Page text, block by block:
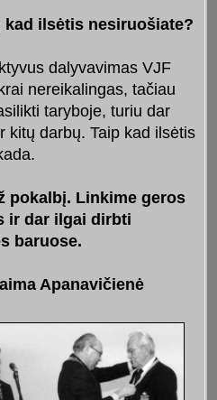
kad ilsėtis nesiruošiate?
dalyvavimas VJF
nereikalingas, tačiau
taryboje, turiu dar
kitų darbų. Taip kad ilsėtis
pokalbį. Linkime geros
ir dar ilgai dirbti
baruose.
Apanavičienė